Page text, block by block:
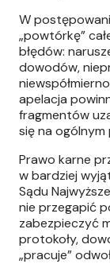
W
„powtórkę”
błędów:
dowodów,
apelacja
fragmentów
się na
Prawo karne
w bardziej
Sądu
nie przegapić
zabezpieczyć
protokoły,
„pracuje”